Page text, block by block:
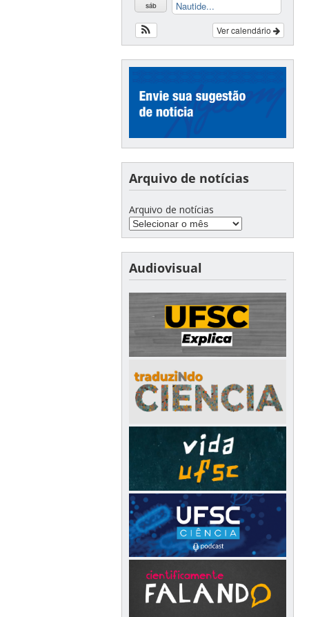
sáb
Nautide...
Ver calendário
Arquivo de notícias
Arquivo de notícias
Audiovisual